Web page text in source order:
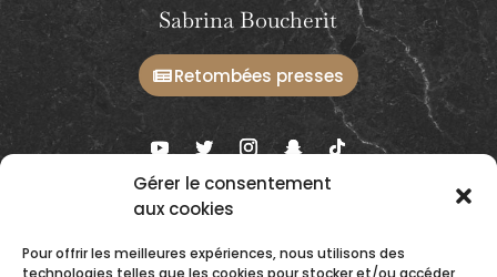
Gérer le consentement
aux cookies
Pour offrir les meilleures expériences, nous utilisons des
technologies telles que les cookies pour stocker et/ou accéder
Sabrina Boucherit
Retombées presses
Ateliers et prestations
Conseils & Formations